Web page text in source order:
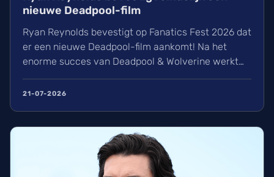
nieuwe Deadpool-film
Ryan Reynolds bevestigt op Fanatics Fest 2026 dat
er een nieuwe Deadpool-film aankomt! Na het
enorme succes van Deadpool & Wolverine werkt
X-Force. Wij speculeren ook over een verschijning
21-07-2026